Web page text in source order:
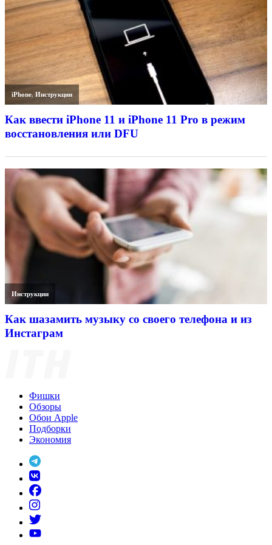
iPhone,Инструкции
Как ввести iPhone 11 и iPhone 11 Pro в режим
восстановления или DFU
Инструкции
Как шазамить музыку со своего телефона и из
Инстаграм
Фишки
Обзоры
Обои Apple
Подборки
Экономия